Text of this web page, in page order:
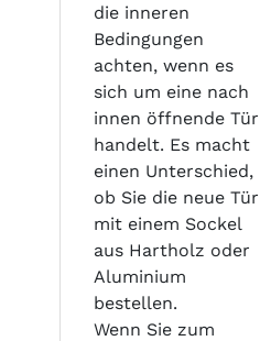
die inneren
Bedingungen
achten, wenn es
sich um eine nach
innen öffnende Tür
handelt. Es macht
einen Unterschied,
ob Sie die neue Tür
mit einem Sockel
aus Hartholz oder
Aluminium
bestellen.
Wenn Sie zum